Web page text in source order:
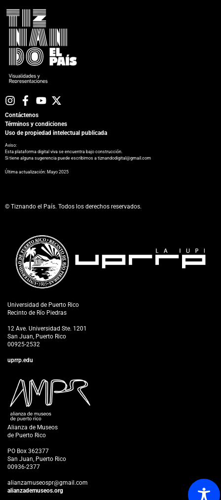
Contáctenos
Términos y condiciones
Uso de propiedad intelectual publicada
Aviso:
Esta plataforma digital viva se encuentra bajo construcción.
Si tiene alguna sugerencia puede escribirnos a tiznandodigital@gmail.com
​Última actualización: Mayo 2025
© Tiznando el País. Todos los derechos reservados.
Universidad de Puerto Rico
Recinto de Río Piedras
12 Ave. Universidad Ste. 1201
San Juan, Puerto Rico
00925-2532
uprrp.edu
Alianza de Museos
de Puerto Rico
PO Box 362377
San Juan, Puerto Rico
00936-2377
alianzamuseospr@gmail.com
alianzademuseos.org